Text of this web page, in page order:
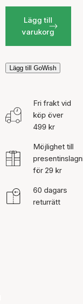
Lägg till
varukorg
Lägg till GoWish
Fri frakt vid
köp över
499 kr
Möjlighet till
för 29 kr
60 dagars
returrätt